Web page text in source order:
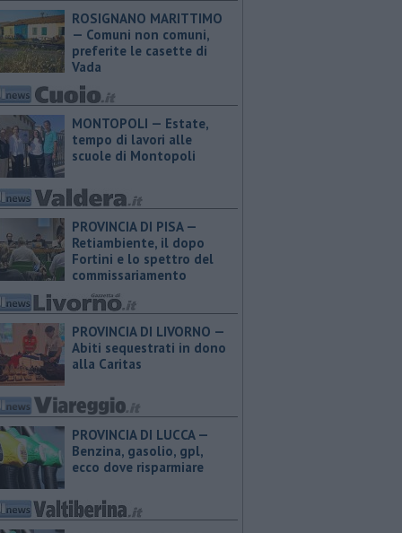
ROSIGNANO MARITTIMO
— Comuni non comuni,
preferite le casette di
Vada
MONTOPOLI — Estate,
tempo di lavori alle
scuole di Montopoli
PROVINCIA DI PISA —
Retiambiente, il dopo
Fortini e lo spettro del
commissariamento
PROVINCIA DI LIVORNO —
Abiti sequestrati in dono
alla Caritas
PROVINCIA DI LUCCA — ​
Benzina, gasolio, gpl,
ecco dove risparmiare